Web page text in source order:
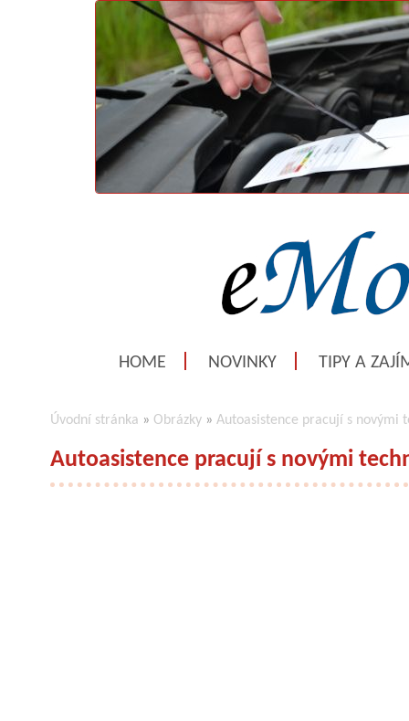
HOME NOVINKY TIPY A
Úvodní stránka » Obrázky » Autoasistence pracují s novými
Autoasistence pracují s novými